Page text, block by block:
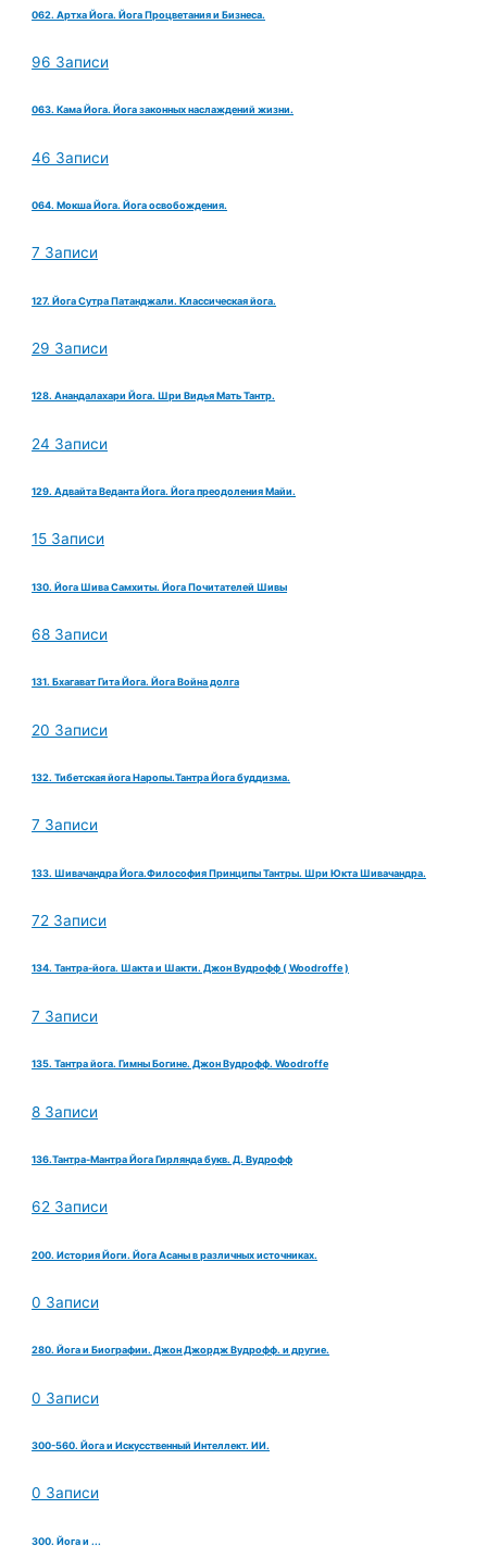
062. Артха Йога. Йога Процветания и Бизнеса.
96 Записи
063. Кама Йога. Йога законных наслаждений жизни.
46 Записи
064. Мокша Йога. Йога освобождения.
7 Записи
127. Йога Сутра Патанджали. Классическая йога.
29 Записи
128. Анандалахари Йога. Шри Видья Мать Тантр.
24 Записи
129. Адвайта Веданта Йога. Йога преодоления Майи.
15 Записи
130. Йога Шива Самхиты. Йога Почитателей Шивы
68 Записи
131. Бхагават Гита Йога. Йога Война долга
20 Записи
132. Тибетская йога Наропы.Тантра Йога буддизма.
7 Записи
133. Шивачандра Йога.Философия Принципы Тантры. Шри Юкта Шивачандра.
72 Записи
134. Тантра-йога. Шакта и Шакти. Джон Вудрофф ( Woodroffe )
7 Записи
135. Тантра йога. Гимны Богине. Джон Вудрофф. Woodroffe
8 Записи
136.Тантра-Мантра Йога Гирлянда букв. Д. Вудрофф
62 Записи
200. История Йоги. Йога Асаны в различных источниках.
0 Записи
280. Йога и Биографии. Джон Джордж Вудрофф. и другие.
0 Записи
300-560. Йога и Искусственный Интеллект. ИИ.
0 Записи
300. Йога и ...